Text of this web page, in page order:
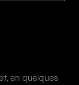
en quelques